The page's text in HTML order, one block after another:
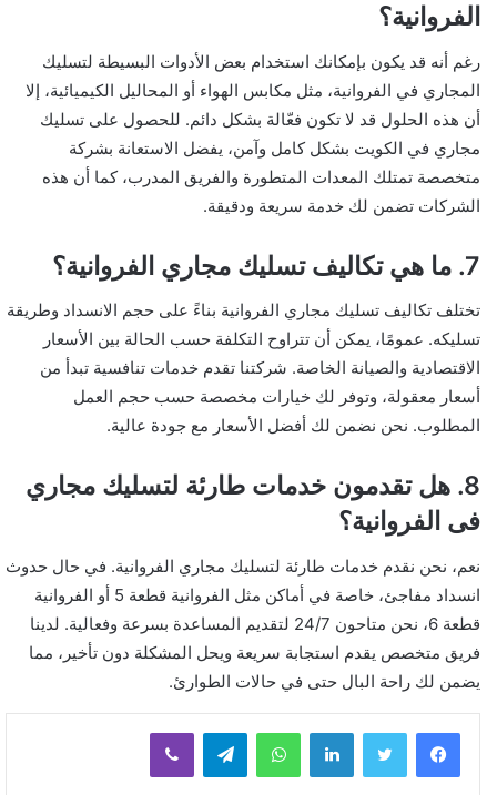
الفروانية؟
رغم أنه قد يكون بإمكانك استخدام بعض الأدوات البسيطة لتسليك
المجاري في الفروانية، مثل مكابس الهواء أو المحاليل الكيميائية، إلا
أن هذه الحلول قد لا تكون فعّالة بشكل دائم. للحصول على تسليك
مجاري في الكويت بشكل كامل وآمن، يفضل الاستعانة بشركة
متخصصة تمتلك المعدات المتطورة والفريق المدرب، كما أن هذه
الشركات تضمن لك خدمة سريعة ودقيقة.
7. ما هي تكاليف تسليك مجاري الفروانية؟
تختلف تكاليف تسليك مجاري الفروانية بناءً على حجم الانسداد وطريقة
تسليكه. عمومًا، يمكن أن تتراوح التكلفة حسب الحالة بين الأسعار
الاقتصادية والصيانة الخاصة. شركتنا تقدم خدمات تنافسية تبدأ من
أسعار معقولة، وتوفر لك خيارات مخصصة حسب حجم العمل
المطلوب. نحن نضمن لك أفضل الأسعار مع جودة عالية.
8. هل تقدمون خدمات طارئة لتسليك مجاري
فی الفروانية؟
نعم، نحن نقدم خدمات طارئة لتسليك مجاري الفروانية. في حال حدوث
انسداد مفاجئ، خاصة في أماكن مثل الفروانية قطعة 5 أو الفروانية
قطعة 6، نحن متاحون 24/7 لتقديم المساعدة بسرعة وفعالية. لدينا
فريق متخصص يقدم استجابة سريعة ويحل المشكلة دون تأخير، مما
يضمن لك راحة البال حتى في حالات الطوارئ.
لينكدإن واتساب